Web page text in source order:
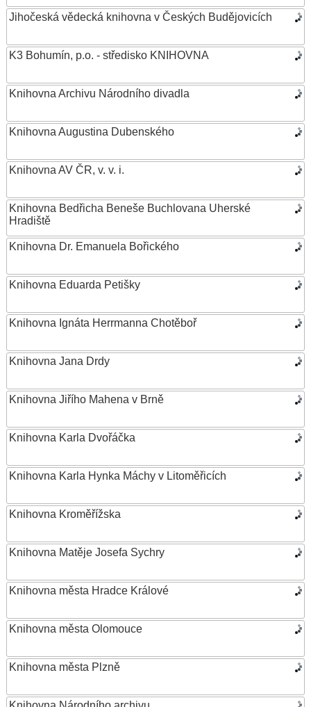
Jihočeská vědecká knihovna v Českých Budějovicích
K3 Bohumín, p.o. - středisko KNIHOVNA
Knihovna Archivu Národního divadla
Knihovna Augustina Dubenského
Knihovna AV ČR, v. v. i.
Knihovna Bedřicha Beneše Buchlovana Uherské
Hradiště
Knihovna Dr. Emanuela Bořického
Knihovna Eduarda Petišky
Knihovna Ignáta Herrmanna Chotěboř
Knihovna Jana Drdy
Knihovna Jiřího Mahena v Brně
Knihovna Karla Dvořáčka
Knihovna Karla Hynka Máchy v Litoměřicích
Knihovna Kroměřížska
Knihovna Matěje Josefa Sychry
Knihovna města Hradce Králové
Knihovna města Olomouce
Knihovna města Plzně